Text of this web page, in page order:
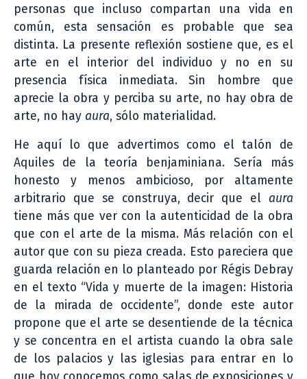
personas que incluso compartan una vida en
común, esta sensación es probable que sea
distinta. La presente reflexión sostiene que, es el
arte en el interior del individuo y no en su
presencia física inmediata. Sin hombre que
aprecie la obra y perciba su arte, no hay obra de
arte, no hay aura, sólo materialidad.
He aquí lo que advertimos como el talón de
Aquiles de la teoría benjaminiana. Sería más
honesto y menos ambicioso, por altamente
arbitrario que se construya, decir que el aura
tiene más que ver con la autenticidad de la obra
que con el arte de la misma. Más relación con el
autor que con su pieza creada. Esto pareciera que
guarda relación en lo planteado por Régis Debray
en el texto “Vida y muerte de la imagen: Historia
de la mirada de occidente”, donde este autor
propone que el arte se desentiende de la técnica
y se concentra en el artista cuando la obra sale
de los palacios y las iglesias para entrar en lo